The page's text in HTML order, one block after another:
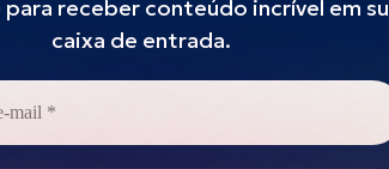
para receber conteúdo incrível em
caixa de entrada.